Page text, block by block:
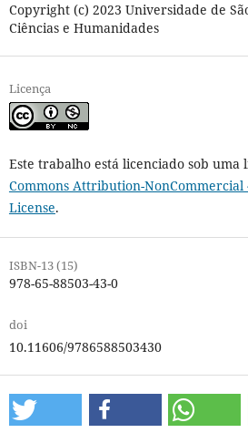
Copyright (c) 2023 Universidade de
Ciências e Humanidades
Licença
Este trabalho está licenciado sob uma
Commons Attribution-
License.
ISBN-13 (15)
978-65-88503-43-0
doi
10.11606/9786588503430